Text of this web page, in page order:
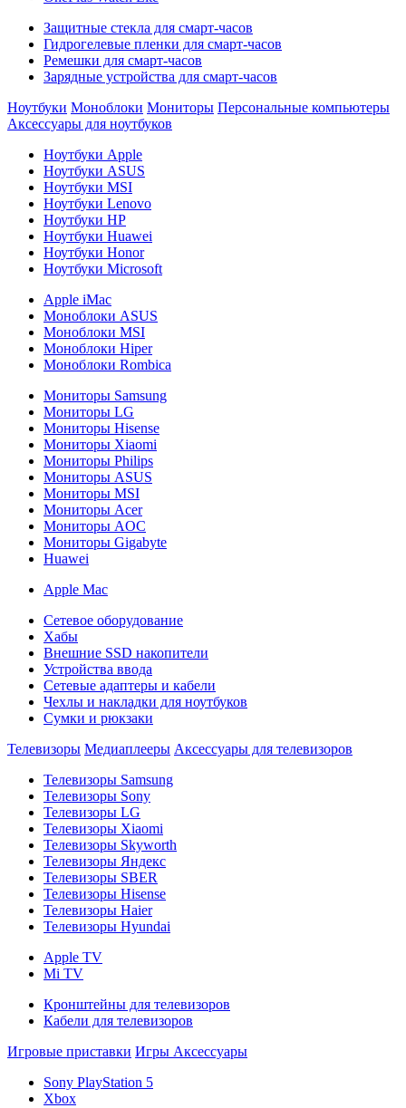
Защитные стекла для смарт-часов
Гидрогелевые пленки для смарт-часов
Ремешки для смарт-часов
Зарядные устройства для смарт-часов
Ноутбуки Моноблоки Мониторы Персональные компьютеры
Аксессуары для ноутбуков
Ноутбуки Apple
Ноутбуки ASUS
Ноутбуки MSI
Ноутбуки Lenovo
Ноутбуки HP
Ноутбуки Huawei
Ноутбуки Honor
Ноутбуки Microsoft
Apple iMac
Моноблоки ASUS
Моноблоки MSI
Моноблоки Hiper
Моноблоки Rombica
Мониторы Samsung
Мониторы LG
Мониторы Hisense
Мониторы Xiaomi
Мониторы Philips
Мониторы ASUS
Мониторы MSI
Мониторы Acer
Мониторы AOC
Мониторы Gigabyte
Huawei
Apple Mac
Сетевое оборудование
Хабы
Внешние SSD накопители
Устройства ввода
Сетевые адаптеры и кабели
Чехлы и накладки для ноутбуков
Сумки и рюкзаки
Телевизоры Медиаплееры Аксессуары для телевизоров
Телевизоры Samsung
Телевизоры Sony
Телевизоры LG
Телевизоры Xiaomi
Телевизоры Skyworth
Телевизоры Яндекс
Телевизоры SBER
Телевизоры Hisense
Телевизоры Haier
Телевизоры Hyundai
Apple TV
Mi TV
Кронштейны для телевизоров
Кабели для телевизоров
Игровые приставки Игры Аксессуары
Sony PlayStation 5
Xbox